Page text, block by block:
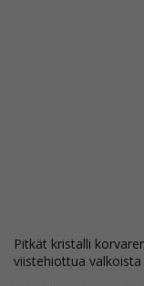
pitkät kristalli korvarenkaat i hopea kanssa kiiltävä pinta ja 2
viistehiottua valkoista